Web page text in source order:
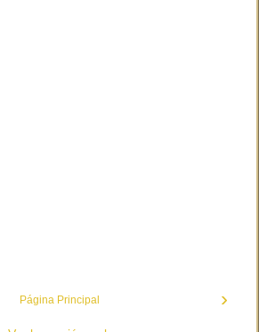
›
Página Principal